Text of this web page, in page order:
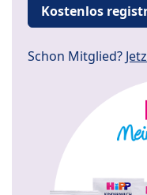
Kostenlos
Schon Mitglied?